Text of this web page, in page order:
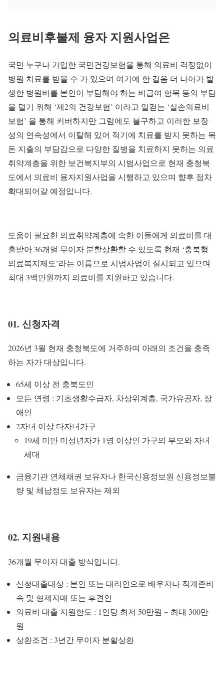
의료비후불제 융자 지원사업은
국민 누구나 가입한 국민건강보험을 통해 의료비 걱정없이
병원 치료를 받을 수 가 있으며 여기에 한 걸음 더 나아가 발
생한 병원비를 본인이 부담해야 하는 비급여 항목 등의 부담
을 덜기 위해 ‘제2의 건강보험’ 이라고 일컫는 ‘실손의료비
보험’ 을 통해 커버하지만 그럼에도 불구하고 이러한 보장
성의 연속성에서 이탈해 있어 적기에 치료를 받지 못하는 목
돈 지출의 부담감으로 다양한 질병을 치료하지 못하는 의료
취약계층을 위한 보건복지부의 시범사업으로 현재 충청북
도에서 의료비 융자지원사업을 시행하고 있으며 향후 점차
확대되어갈 예정입니다.
도움이 필요한 의료취약계층에 속한 이들에게 의료비를 대
출받아 36개얼 무이자 분할상환할 수 있도록 현재 ‘충북형
의료복지제도’라는 이름으로 시범사업이 실시되고 있으며
최대 3백만원까지 의료비를 지원하고 있습니다.
01. 신청자격
2026년 3월 현재 충청북도에 거주하며 아래의 조건을 충족
하는 자가 대상입니다.
65세 이상 전 충북도민
모든 연령 : 기초생활수급자, 차상위계층, 국가유공자, 장
애인
2자녀 이상 다자녀가구
19세 미만 미성년자가 1명 이상인 가구의 부모와 자녀
세대
금융기관 연체채권 보유자나 한국신용정보원 신용정보불
량 및 체납정도 보유자는 제외
02. 지원내용
36개월 무이자 대출 방식입니다.
신청대출대상 : 본인 또는 대리인으로 배우자나 직계존비
속 및 형제자매 또는 후견인
의료비 대출 지원한도 : 1인당 최저 50만원 ~ 최대 300만
원
상환조건 : 3년간 무이자 분할상환